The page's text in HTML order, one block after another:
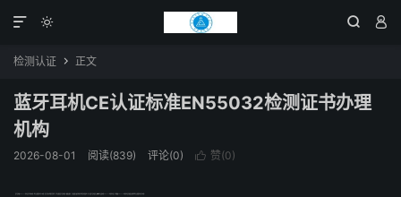
  

检测认证  正文
蓝牙耳机CE认证标准EN55032检测证书办理
机构
2026-08-01 阅读(839) 评论(0)  赞(0)